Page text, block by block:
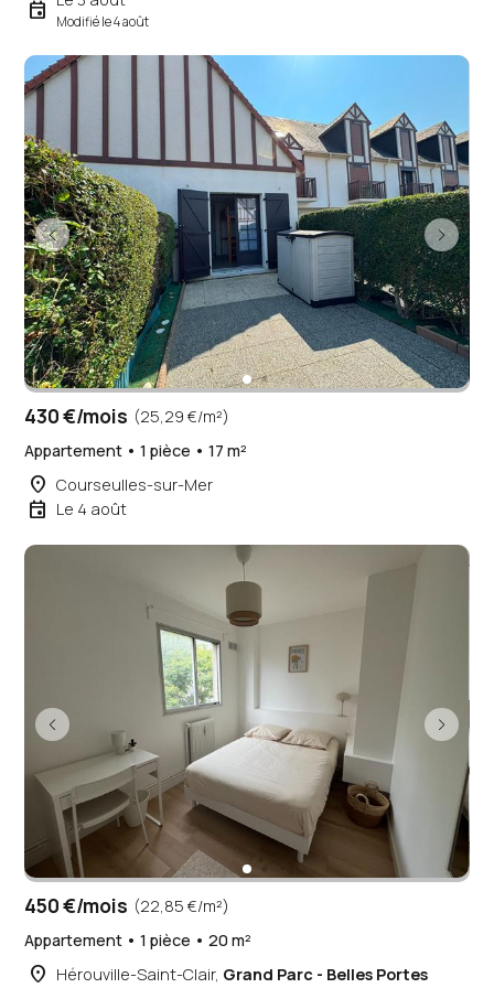
event Modifié le 4 août
430 €/mois (25,29 €/m²)
Appartement • 1 pièce • 17 m²
place Courseulles-sur-Mer
event Le 4 août
450 €/mois (22,85 €/m²)
Appartement • 1 pièce • 20 m²
place Hérouville-Saint-Clair, Grand Parc - Belles Portes